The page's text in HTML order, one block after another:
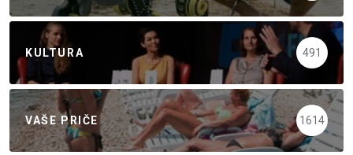
KULTURA 491
VAŠE PRIČE 1614